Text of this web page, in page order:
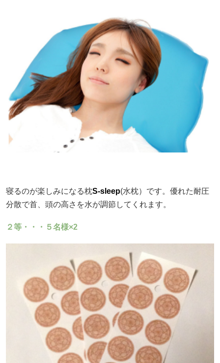
寝るのが楽しみになる枕S-sleep(水枕）です。優れた耐圧
分散で首、頭の高さを水が調節してくれます。
２等・・・５名様×2